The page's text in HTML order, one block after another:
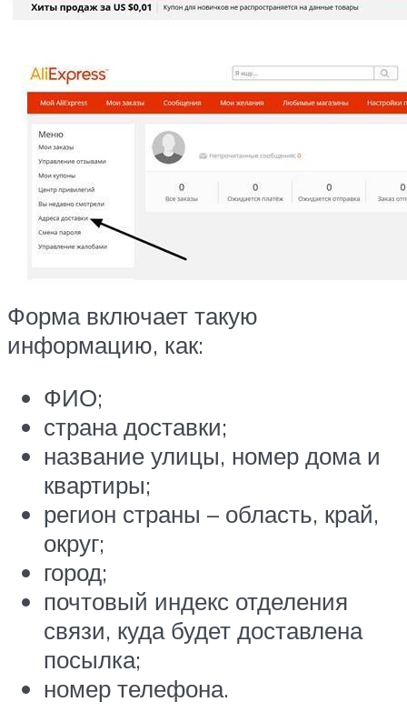
Форма включает такую
информацию, как:
ФИО;
страна доставки;
название улицы, номер дома и
квартиры;
регион страны – область, край,
округ;
город;
почтовый индекс отделения
связи, куда будет доставлена
посылка;
номер телефона.